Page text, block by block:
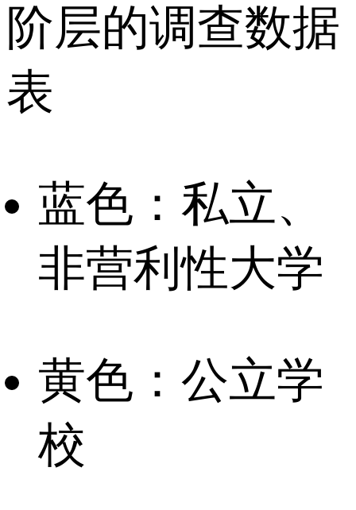
阶层的调查数据
表
蓝色：私立、
非营利性大学
黄色：公立学
校